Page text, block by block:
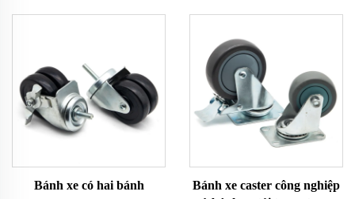
Bánh xe có hai bánh
Bánh xe caster công nghiệp